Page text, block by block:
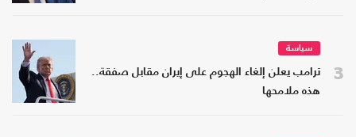
3
سياسة
ترامب يعلن إلغاء الهجوم على إيران مقابل صفقة..
هذه ملامحها